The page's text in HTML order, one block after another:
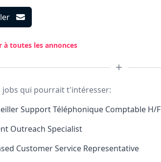
à toutes les annonces
jobs qui pourrait t'intéresser:
Support Téléphonique Comptable H/F
Outreach Specialist
Customer Service Representative